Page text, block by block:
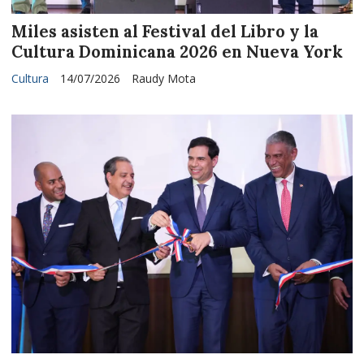
Miles asisten al Festival del Libro y la
Cultura Dominicana 2026 en Nueva York
Raudy Mota
Cultura 14/07/2026